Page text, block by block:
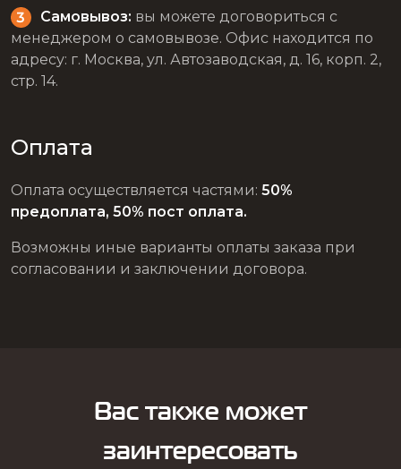
Самовывоз: вы можете договориться с
менеджером о самовывозе. Офис находится по
адресу: г. Москва, ул. Автозаводская, д. 16, корп. 2,
стр. 14.
Оплата
Оплата осуществляется частями: 50%
предоплата, 50% пост оплата.
Возможны иные варианты оплаты заказа при
согласовании и заключении договора.
Вас также может
заинтересовать